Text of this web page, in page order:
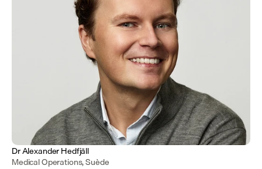
Dr Alexander Hedfjäll
Medical Operations, Suède